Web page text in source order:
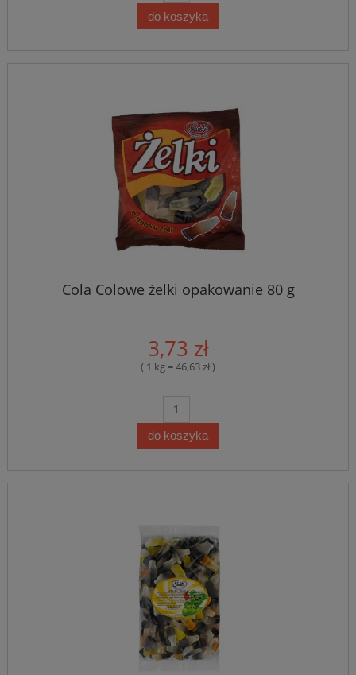
do koszyka
Cola Colowe żelki opakowanie 80 g
3,73 zł
( 1 kg = 46,63 zł )
do koszyka